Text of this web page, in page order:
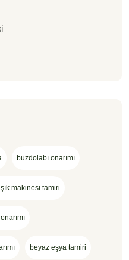
buzdolabı onarımı
makinesi tamiri
beyaz eşya tamiri